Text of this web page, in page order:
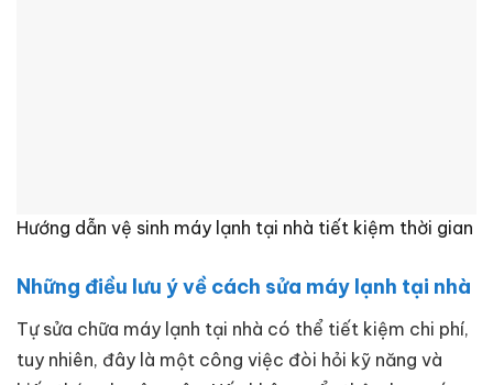
Hướng dẫn vệ sinh máy lạnh tại nhà tiết kiệm thời gian
Những điều lưu ý về cách sửa máy lạnh tại nhà
Tự sửa chữa máy lạnh tại nhà có thể tiết kiệm chi phí,
tuy nhiên, đây là một công việc đòi hỏi kỹ năng và